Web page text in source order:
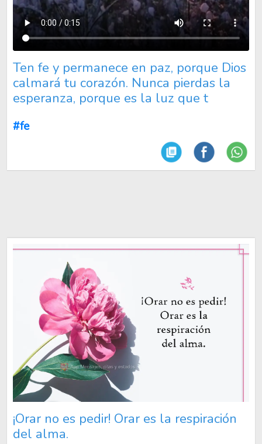
Ten fe y permanece en paz, porque Dios
calmará tu corazón. Nunca pierdas la
esperanza, porque es la luz que t
#fe
¡Orar no es pedir! Orar es la respiración
del alma.